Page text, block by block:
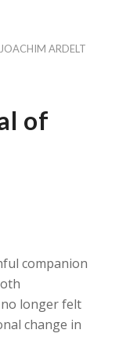
JOACHIM ARDELT
of
companion
longer felt
change in